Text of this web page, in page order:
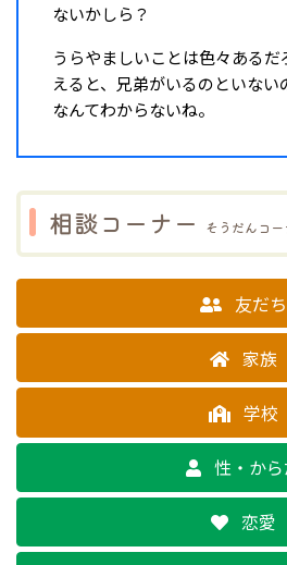
ないかしら？
うらやましいことは色々あるだ
えると、兄弟がいるのといない
なんてわからないね。
相談コーナー そうだんコー
友だち
家族
学校
性・か
恋愛